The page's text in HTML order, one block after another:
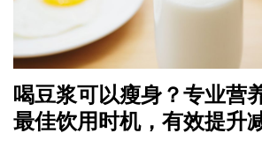
喝豆浆可以瘦身？专业营
最佳饮用时机，有效提升